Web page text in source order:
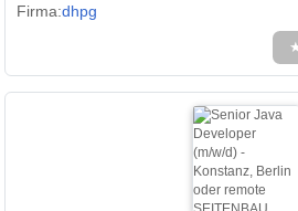
Firma:dhpg